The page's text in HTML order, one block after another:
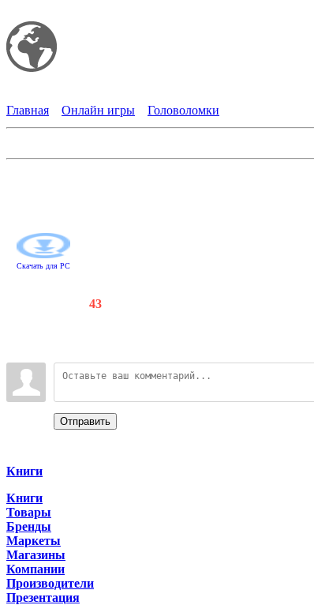
Главная
Онлайн игры Головоломки
Скачать для PC
43
Отправить
Книги
Книги
Товары
Бренды
Маркеты
Магазины
Компании
Производители
Презентация